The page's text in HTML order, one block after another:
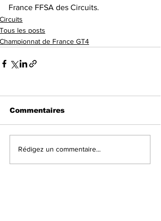
France FFSA des Circuits.
Circuits
Tous les posts
Championnat de France GT4
Commentaires
Rédigez un commentaire...